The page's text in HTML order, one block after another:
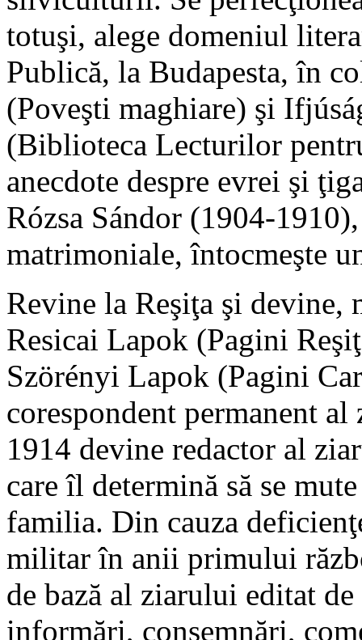
totuşi, alege domeniul
Publică, la Budapesta, în
(Poveşti maghiare) şi
(Biblioteca Lecturilor
anecdote despre evrei şi
Rózsa Sándor (1904-
matrimoniale, întocmeşte
Revine la Reşiţa şi
Resicai Lapok (Pagini
Szörényi Lapok (Pagini
corespondent permanent
1914 devine redactor al
care îl determină să se
familia. Din cauza
militar în anii primului
de bază al ziarului editat
informări, consemnări,